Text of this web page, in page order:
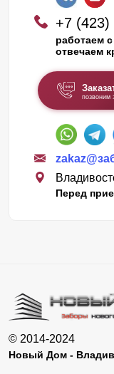
+7 (423)
работаем
отвечаем
позвоним
Перед
© 2014-2024
Новый Дом -